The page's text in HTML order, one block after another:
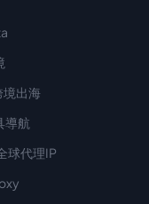
境出海
導航
球代理IP